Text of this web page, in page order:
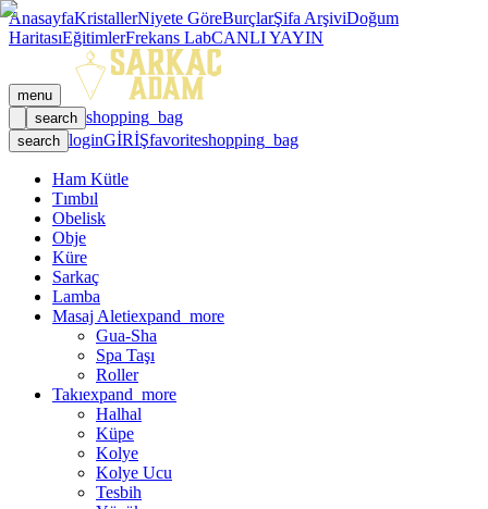
AnasayfaKristallerNiyete GöreBurçlarŞifa ArşiviDoğum
HaritasıEğitimlerFrekans LabCANLI YAYIN
menu
search shopping_bag
search loginGİRİŞfavoriteshopping_bag
Ham Kütle
Tımbıl
Obelisk
Obje
Küre
Sarkaç
Lamba
Masaj Aletiexpand_more
Gua-Sha
Spa Taşı
Roller
Takıexpand_more
Halhal
Küpe
Kolye
Kolye Ucu
Tesbih